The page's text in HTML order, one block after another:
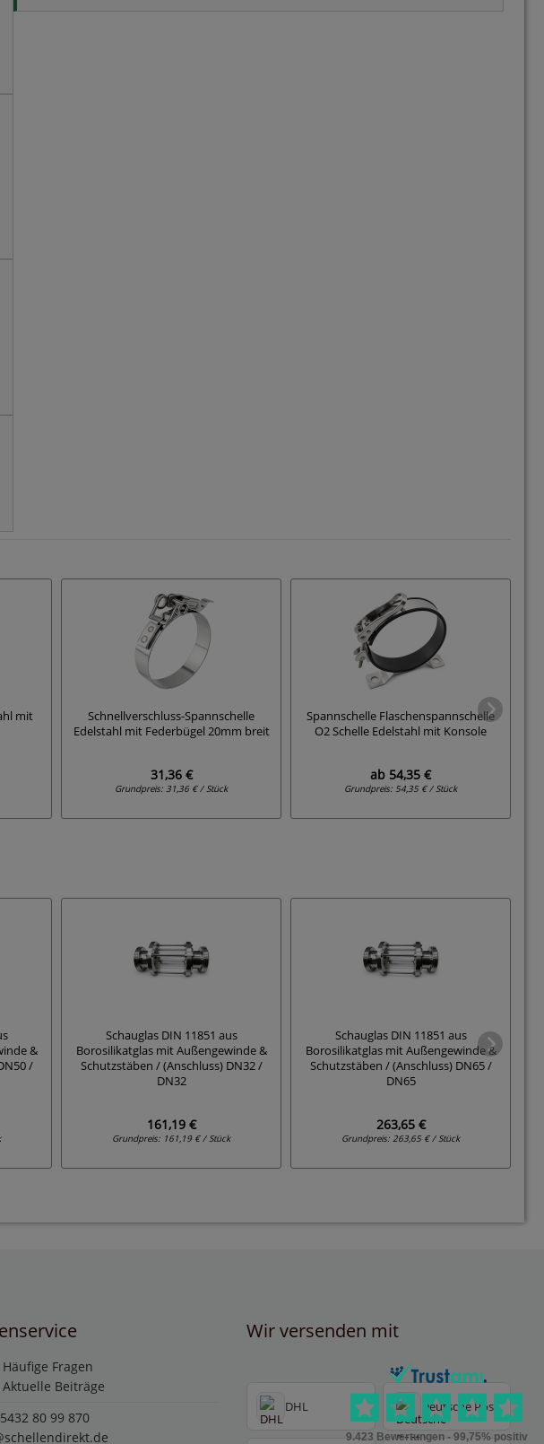
mit
Schnellverschluss-Spannschelle
Edelstahl mit Federbügel 20mm breit
31,36 €
Grundpreis: 31,36 € / Stück
Spannschelle Flaschenspannschelle
O2 Schelle Edelstahl mit Konsole
ab 54,35 €
Grundpreis: 54,35 € / Stück
&
/
Schauglas DIN 11851 aus
Borosilikatglas mit Außengewinde &
Schutzstäben / (Anschluss) DN32 /
DN32
161,19 €
Grundpreis: 161,19 € / Stück
Schauglas DIN 11851 aus
Borosilikatglas mit Außengewinde &
Schutzstäben / (Anschluss) DN65 /
DN65
263,65 €
Grundpreis: 263,65 € / Stück
Häufige Fragen
Aktuelle Beiträge
80 99 870
Wir versenden mit
DHL Deutsche Post